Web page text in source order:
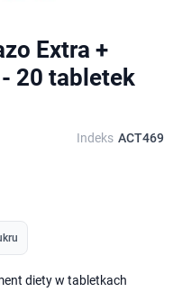
Extra +
20 tabletek
Indeks ACT469
diety w tabletkach